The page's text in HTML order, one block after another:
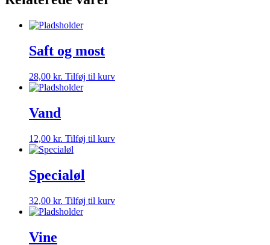
Saft og most
28,00 kr. Tilføj til kurv
Vand
12,00 kr. Tilføj til kurv
Specialøl
32,00 kr. Tilføj til kurv
Vine